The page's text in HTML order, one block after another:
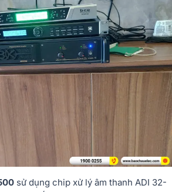
sử dụng chip xử lý âm thanh ADI 32-